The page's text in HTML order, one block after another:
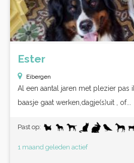
Ester
Eibergen
Al een aantal jaren met plezier pas
baasje gaat werken,dagje(s)uit , of...
Past op:
1 maand geleden actief